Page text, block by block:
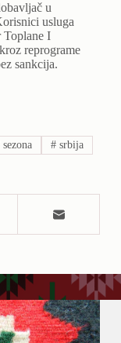
u
usluga
Toplane I
reprograme
sankcija.
sezona # srbija